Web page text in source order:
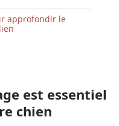
approfondir le
est essentiel
chien